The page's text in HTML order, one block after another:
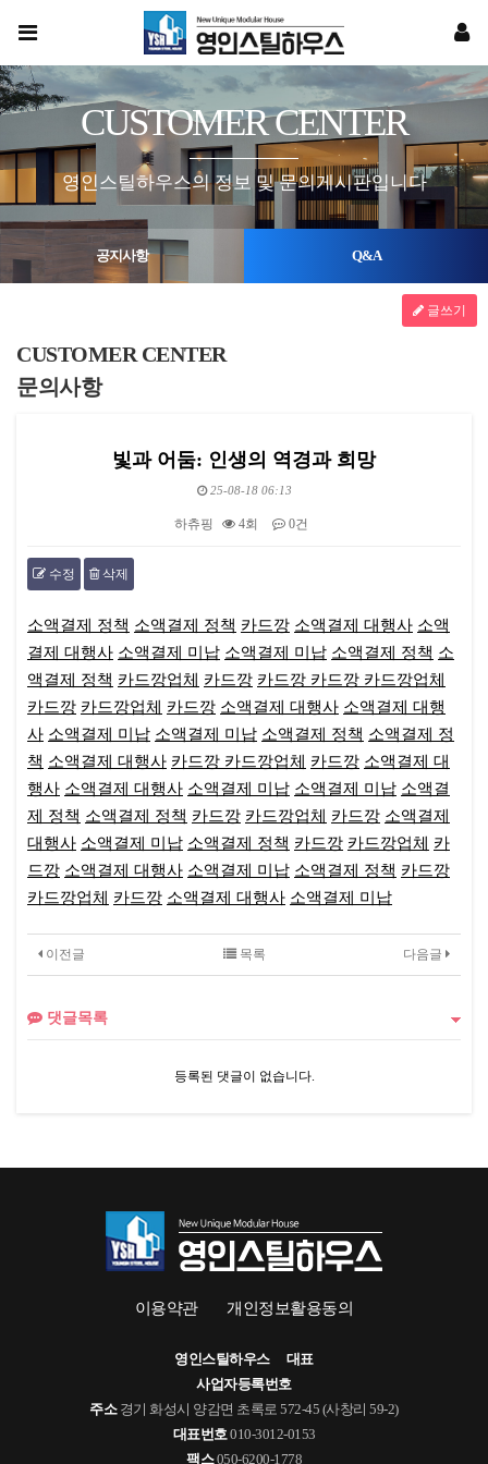
CUSTOMER CENTER
영인스틸하우스의 정보 및 문의게시판입니다
공지사항 Q&A
CUSTOMER CENTER
문의사항
글쓰기
빛과 어둠: 인생의 역경과 희망
25-08-18 06:13
하츄핑 4회 0건
수정 삭제
소액결제 정책 소액결제 정책 카드깡 소액결제 대행사 소액
결제 대행사 소액결제 미납 소액결제 미납 소액결제 정책 소
액결제 정책 카드깡업체 카드깡 카드깡 카드깡 카드깡업체
카드깡 카드깡업체 카드깡 소액결제 대행사 소액결제 대행
사 소액결제 미납 소액결제 미납 소액결제 정책 소액결제 정
책 소액결제 대행사 카드깡 카드깡업체 카드깡 소액결제 대
행사 소액결제 대행사 소액결제 미납 소액결제 미납 소액결
제 정책 소액결제 정책 카드깡 카드깡업체 카드깡 소액결제
대행사 소액결제 미납 소액결제 정책 카드깡 카드깡업체
카
드깡 소액결제 대행사 소액결제 미납 소액결제 정책 카드깡
카드깡업체
카드깡 소액결제 대행사 소액결제 미납
이전글 다음글
목록
댓글목록
등록된 댓글이 없습니다.
이용약관 개인정보활용동의
영인스틸하우스
대표
사업자등록번호
주소경기 화성시 양감면 초록로 572-45 (사창리 59-2)
대표번호010-3012-0153
팩스050-6200-1778